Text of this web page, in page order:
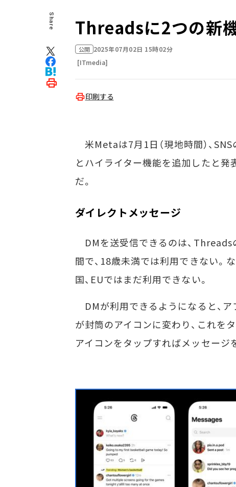
Share Threadsに2つの新
公開 2025年07月02日 15時02分
[ITmedia]
印刷する
米Metaは7月1日（現地時間）、
とハイライター機能を追加したと
だ。
ダイレクトメッセージ
DMを送受信できるのは、
間で、18歳未満では利用できない。
国、EUではまだ利用できない。
DMが利用できるようになると、ア
が封筒のアイコンに変わり、これを
アイコンをタップすればメッセージ